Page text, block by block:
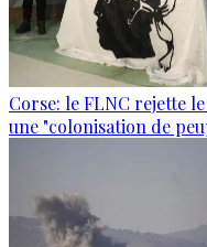
Corse: le FLNC rejette
une "colonisation de